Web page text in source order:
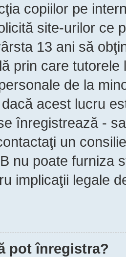
copiilor pe
site-urilor ce
13 ani să
prin care
de la
acest lucru
înregistrează -
un
nu poate furniza
implicaţii legale
pot înregistra?